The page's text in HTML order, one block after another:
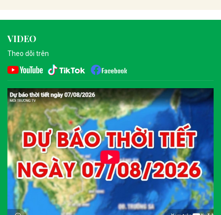
VIDEO
Theo dõi trên